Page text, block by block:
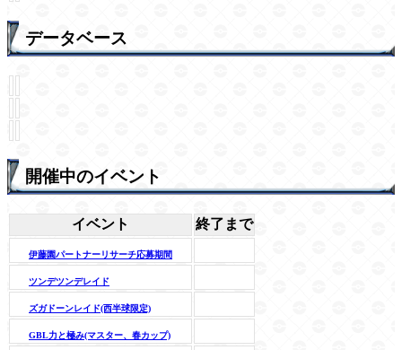
データベース
開催中のイベント
イベント 終了まで
伊藤園パートナーリサーチ応募期間
ツンデツンデレイド
ズガドーンレイド(西半球限定)
GBL力と極み(マスター、春カップ)